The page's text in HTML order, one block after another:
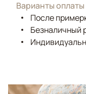
Варианты оплаты
После
Безналичный